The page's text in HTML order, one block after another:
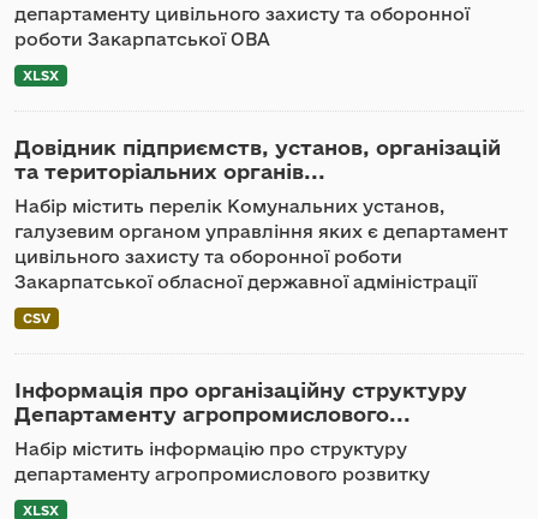
департаменту цивільного захисту та оборонної
роботи Закарпатської ОВА
XLSX
Довідник підприємств, установ, організацій
та територіальних органів...
Набір містить перелік Комунальних установ,
галузевим органом управління яких є департамент
цивільного захисту та оборонної роботи
Закарпатської обласної державної адміністрації
CSV
Інформація про організаційну структуру
Департаменту агропромислового...
Набір містить інформацію про структуру
департаменту агропромислового розвитку
XLSX